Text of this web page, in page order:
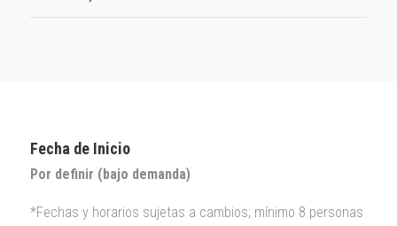
Fecha de Inicio
Por definir (bajo demanda)
*Fechas y horarios sujetas a cambios; mínimo 8 personas